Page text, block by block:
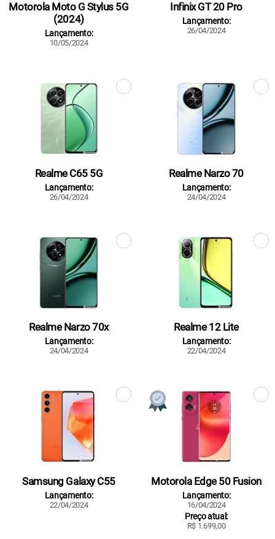
Motorola Moto G Stylus 5G
(2024)
Lançamento:
10/05/2024
Infinix GT 20 Pro
Lançamento:
26/04/2024
Realme C65 5G
Lançamento:
26/04/2024
Realme Narzo 70
Lançamento:
24/04/2024
Realme Narzo 70x
Lançamento:
24/04/2024
Realme 12 Lite
Lançamento:
22/04/2024
Samsung Galaxy C55
Lançamento:
22/04/2024
Motorola Edge 50 Fusion
Lançamento:
16/04/2024
Preço atual:
R$ 1.699,00